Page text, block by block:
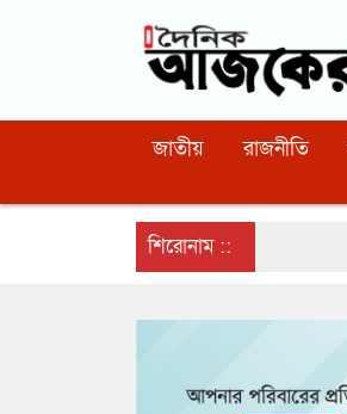
জাতীয় রাজনীতি
শিরোনাম ::